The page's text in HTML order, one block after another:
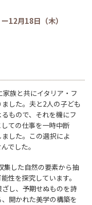
12月18日（木）
族と共にイタリア・フ
した。夫と2人の子ども
もので、それを機にフ
ての仕事を一時中断
した。この選択によ
でした。
集した自然の要素から抽
性を探究しています。
し、予期せぬものを詩
開かれた美学の構築を